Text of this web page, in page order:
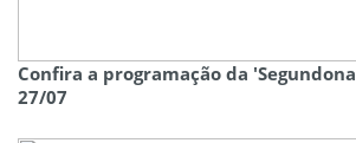
Confira a programação da
27/07